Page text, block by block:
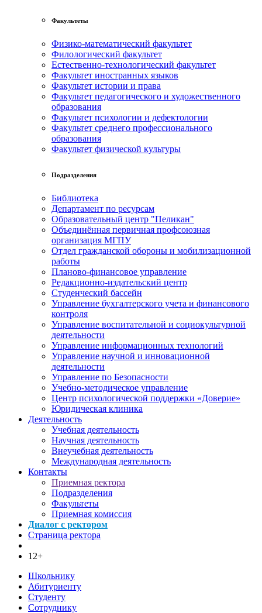
Факультеты
Физико-математический факультет
Филологический факультет
Естественно-технологический факультет
Факультет иностранных языков
Факультет истории и права
Факультет педагогического и художественного
образования
Факультет психологии и дефектологии
Факультет среднего профессионального
образования
Факультет физической культуры
Подразделения
Библиотека
Департамент по ресурсам
Образовательный центр "Пеликан"
Объединённая первичная профсоюзная
организация МГПУ
Отдел гражданской обороны и мобилизационной
работы
Планово-финансовое управление
Редакционно-издательский центр
Студенческий бассейн
Управление бухгалтерского учета и финансового
контроля
Управление воспитательной и социокультурной
деятельности
Управление информационных технологий
Управление научной и инновационной
деятельности
Управление по Безопасности
Учебно-методическое управление
Центр психологической поддержки «Доверие»
Юридическая клиника
Деятельность
Учебная деятельность
Научная деятельность
Внеучебная деятельность
Международная деятельность
Контакты
Приемная ректора
Подразделения
Факультеты
Приемная комиссия
Диалог с ректором
Страница ректора
12+
Школьнику
Абитуриенту
Студенту
Сотруднику